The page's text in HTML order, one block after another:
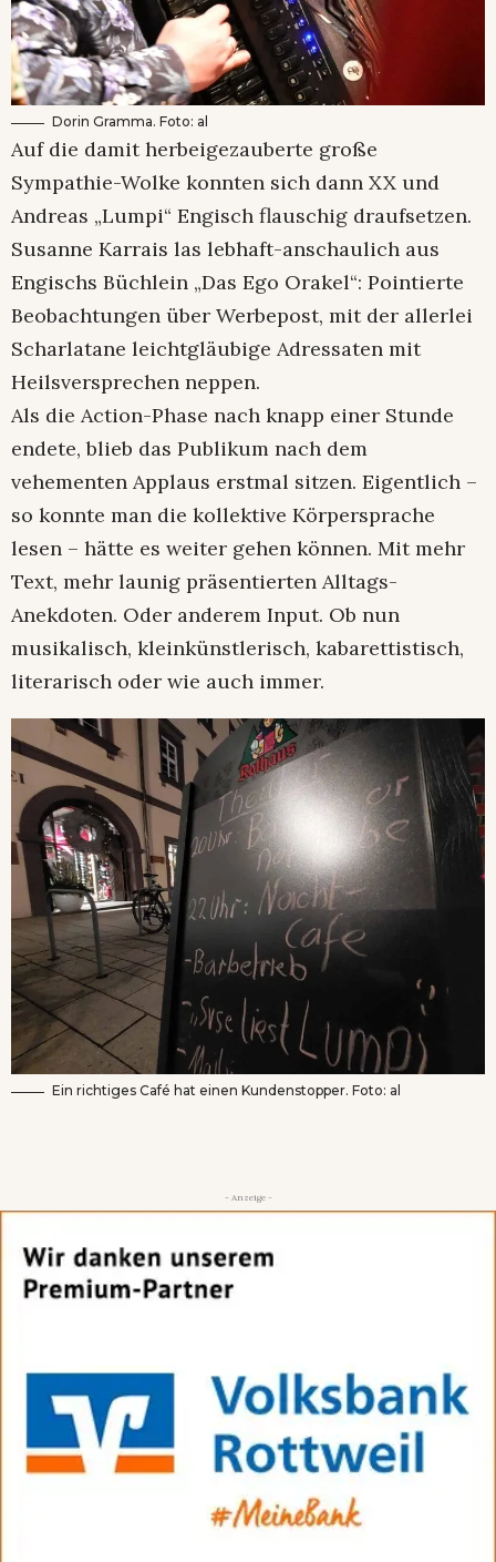
Dorin Gramma. Foto: al
Auf die damit herbeigezauberte große
Sympathie-Wolke konnten sich dann XX und
Andreas „Lumpi“ Engisch flauschig draufsetzen.
Susanne Karrais las lebhaft-anschaulich aus
Engischs Büchlein „Das Ego Orakel“: Pointierte
Beobachtungen über Werbepost, mit der allerlei
Scharlatane leichtgläubige Adressaten mit
Heilsversprechen neppen.
Als die Action-Phase nach knapp einer Stunde
endete, blieb das Publikum nach dem
vehementen Applaus erstmal sitzen. Eigentlich –
so konnte man die kollektive Körpersprache
lesen – hätte es weiter gehen können. Mit mehr
Text, mehr launig präsentierten Alltags-
Anekdoten. Oder anderem Input. Ob nun
musikalisch, kleinkünstlerisch, kabarettistisch,
literarisch oder wie auch immer.
Ein richtiges Café hat einen Kundenstopper. Foto: al
- Anzeige -